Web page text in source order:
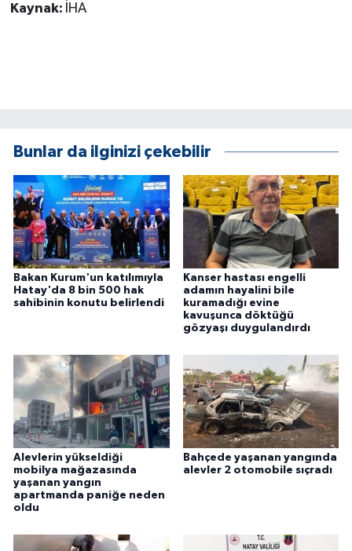
Kaynak: İHA
Bunlar da ilginizi çekebilir
Bakan Kurum'un katılımıyla
Hatay'da 8 bin 500 hak
sahibinin konutu belirlendi
Kanser hastası engelli
adamın hayalini bile
kuramadığı evine
kavuşunca döktüğü
gözyaşı duygulandırdı
Alevlerin yükseldiği
mobilya mağazasında
yaşanan yangın
apartmanda paniğe neden
oldu
Bahçede yaşanan yangında
alevler 2 otomobile sıçradı
Sağlık
Turizm
ÜLKE GÜNDEMİ
YAŞAM
YEREL